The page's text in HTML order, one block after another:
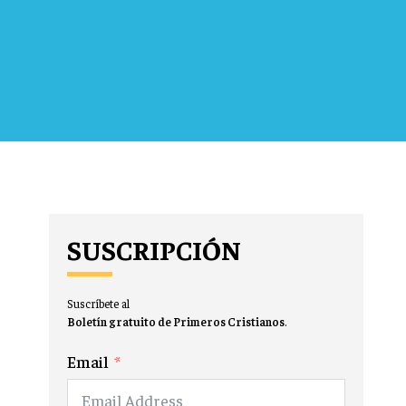
SUSCRIPCIÓN
Suscríbete al
Boletín gratuito de Primeros Cristianos.
Email